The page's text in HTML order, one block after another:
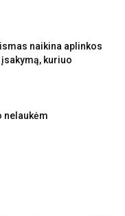
naikina aplinkos
kuriuo
nelaukėm